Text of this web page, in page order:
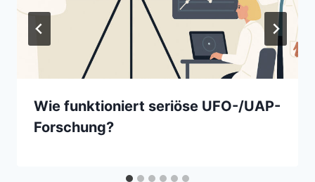
Wie funktioniert seriöse UFO-/UAP-
Forschung?